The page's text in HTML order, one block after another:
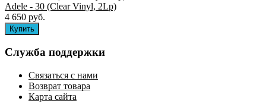
Adele - 30 (Clear Vinyl, 2Lp)
4 650 руб.
Служба поддержки
Связаться с нами
Возврат товара
Карта сайта